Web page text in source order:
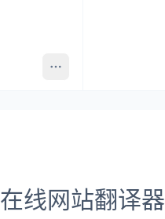
在线网站翻译器